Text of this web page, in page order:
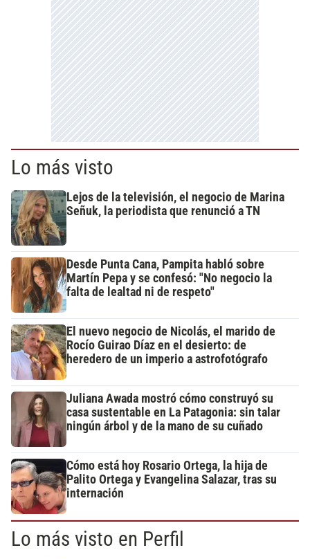
Lo más visto
Lejos de la televisión, el negocio de Marina
Señuk, la periodista que renunció a TN
Desde Punta Cana, Pampita habló sobre
Martín Pepa y se confesó: "No negocio la
falta de lealtad ni de respeto"
El nuevo negocio de Nicolás, el marido de
Rocío Guirao Díaz en el desierto: de
heredero de un imperio a astrofotógrafo
Juliana Awada mostró cómo construyó su
casa sustentable en La Patagonia: sin talar
ningún árbol y de la mano de su cuñado
Cómo está hoy Rosario Ortega, la hija de
Palito Ortega y Evangelina Salazar, tras su
internación
Lo más visto en Perfil